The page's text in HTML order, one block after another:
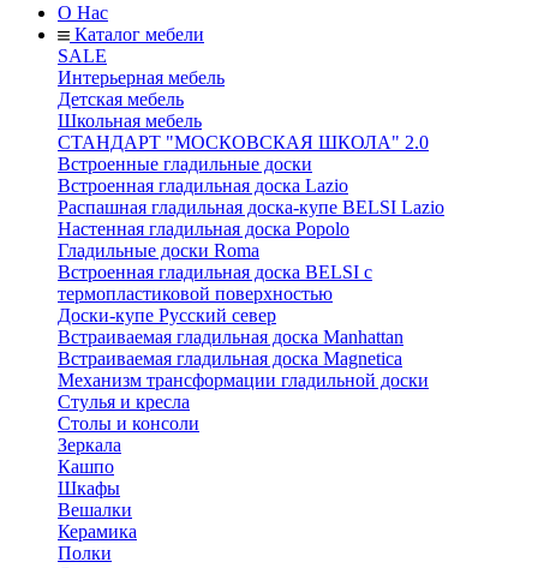
О Нас
Каталог мебели
SALE
Интерьерная мебель
Детская мебель
Школьная мебель
СТАНДАРТ "МОСКОВСКАЯ ШКОЛА" 2.0
Встроенные гладильные доски
Встроенная гладильная доска Lazio
Распашная гладильная доска-купе BELSI Lazio
Настенная гладильная доска Popolo
Гладильные доски Roma
Встроенная гладильная доска BELSI с
термопластиковой поверхностью
Доски-купе Русский север
Встраиваемая гладильная доска Manhattan
Встраиваемая гладильная доска Magnetica
Механизм трансформации гладильной доски
Стyлья и кресла
Столы и консоли
Зеркала
Кашпо
Шкафы
Вешалки
Керамика
Полки